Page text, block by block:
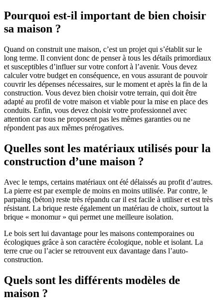
Pourquoi est-il important de bien choisir
sa maison ?
Quand on construit une maison, c’est un projet qui s’établit sur le
long terme. Il convient donc de penser à tous les détails primordiaux
et susceptibles d’influer sur votre confort à l’avenir. Vous devez
calculer votre budget en conséquence, en vous assurant de pouvoir
couvrir les dépenses nécessaires, sur le moment et après la fin de la
construction. Vous devez bien choisir votre terrain, qui doit être
adapté au profil de votre maison et viable pour la mise en place des
conduits. Enfin, vous devez choisir votre professionnel avec
attention car tous ne proposent pas les mêmes garanties ou ne
répondent pas aux mêmes prérogatives.
Quelles sont les matériaux utilisés pour la
construction d’une maison ?
Avec le temps, certains matériaux ont été délaissés au profit d’autres.
La pierre est par exemple de moins en moins utilisée. Par contre, le
parpaing (béton) reste très répandu car il est facile à utiliser et est très
résistant. La brique reste également un matériau de choix, surtout la
brique « monomur » qui permet une meilleure isolation.
Le bois sert lui davantage pour les maisons contemporaines ou
écologiques grâce à son caractère écologique, noble et isolant. La
terre crue ou l’acier se retrouvent eux davantage dans l’auto-
construction.
Quels sont les différents modèles de
maison ?